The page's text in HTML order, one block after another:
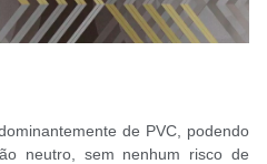
de PVC, podendo
neutro, sem nenhum risco de